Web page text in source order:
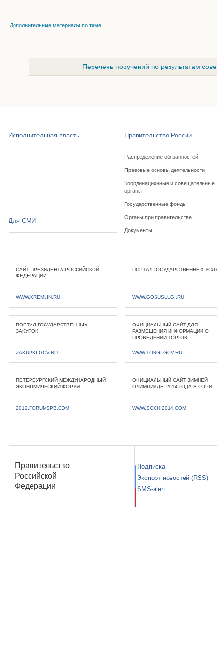
Дополнительные материалы по теме
Перечень поручений по результатам
Исполнительная власть Правительство России
Распределение обязанностей
Правовые основы деятельности
Координационные и совещательные
органы
Государственные фонды
Органы при правительстве
Документы
Для СМИ
САЙТ ПРЕЗИДЕНТА РОССИЙСКОЙ
ФЕДЕРАЦИИ
WWW.KREMLIN.RU
ПОРТАЛ ГОСУДАРСТВЕННЫХ
WWW.GOSUSLUGI.RU
ПОРТАЛ ГОСУДАРСТВЕННЫХ
ЗАКУПОК
ZAKUPKI.GOV.RU
ОФИЦИАЛЬНЫЙ САЙТ ДЛЯ
РАЗМЕЩЕНИЯ ИНФОРМАЦИИ О
ПРОВЕДЕНИИ ТОРГОВ
WWW.TORGI.GOV.RU
ПЕТЕРБУРГСКИЙ МЕЖДУНАРОДНЫЙ
ЭКОНОМИЧЕСКИЙ ФОРУМ
2012.FORUMSPB.COM
ОФИЦИАЛЬНЫЙ САЙТ ЗИМНЕЙ
ОЛИМПИАДЫ 2014 ГОДА В СОЧИ
WWW.SOCHI2014.COM
Правительство
Российской
Федерации
Подписка
Экспорт новостей (RSS)
SMS-alert